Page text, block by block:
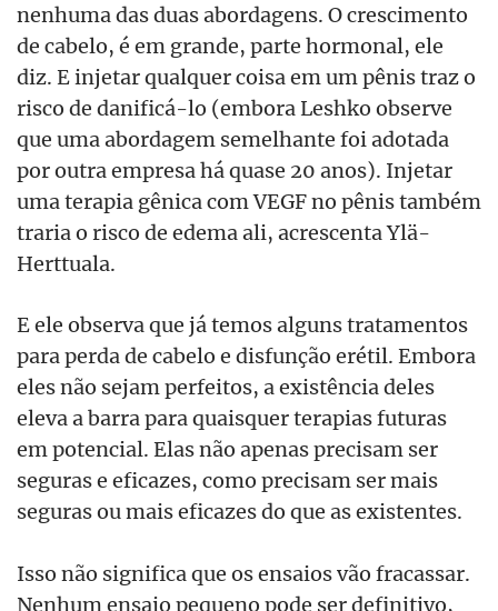
nenhuma das duas abordagens. O crescimento
de cabelo, é em grande, parte hormonal, ele
diz. E injetar qualquer coisa em um pênis traz o
risco de danificá-lo (embora Leshko observe
que uma abordagem semelhante foi adotada
por outra empresa há quase 20 anos). Injetar
uma terapia gênica com VEGF no pênis também
traria o risco de edema ali, acrescenta Ylä-
Herttuala.
E ele observa que já temos alguns tratamentos
para perda de cabelo e disfunção erétil. Embora
eles não sejam perfeitos, a existência deles
eleva a barra para quaisquer terapias futuras
em potencial. Elas não apenas precisam ser
seguras e eficazes, como precisam ser mais
seguras ou mais eficazes do que as existentes.
Isso não significa que os ensaios vão fracassar.
Nenhum ensaio pequeno pode ser definitivo,